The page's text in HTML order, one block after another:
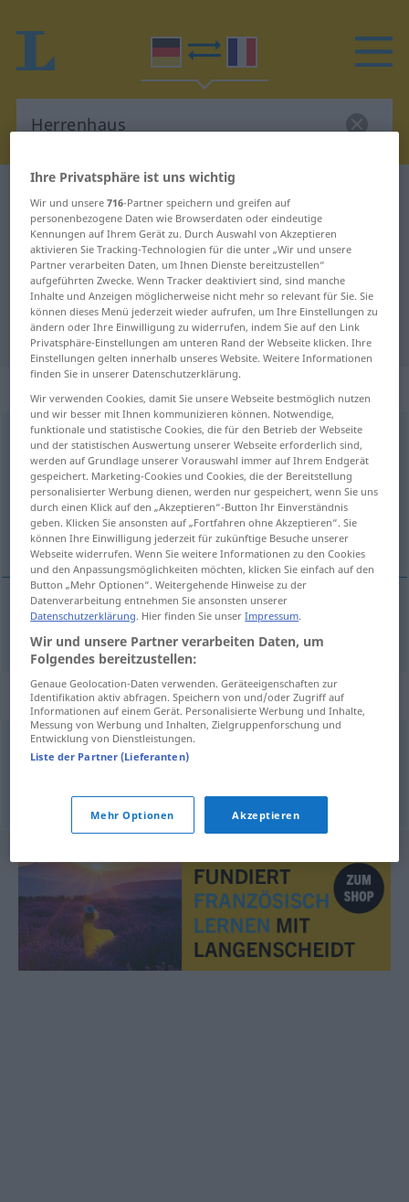
Deutsch-Französisch Übersetzung
für "Herrenhaus"
"Herrenhaus" Französisch
Übersetzung
„Herrenhaus“ : Neutrum
Herrenhausn
Übersicht aller Übersetzungen
(Für mehr Details die Übersetzung anklicken/antippen)
manoir
Herrenhaus
Synonyme für "Herrenhaus"
Villa,Landgut,Landsitz,Anwesen
© OpenThesaurus.de
Ihre Privatsphäre ist uns wichtig
Wir und unsere716-Partner speichern und greifen auf
personenbezogene Daten wie Browserdaten oder eindeutige
Kennungen auf Ihrem Gerät zu. Durch Auswahl von Akzeptieren
aktivieren Sie Tracking-Technologien für die unter „Wir und unsere
Partner verarbeiten Daten, um Ihnen Dienste bereitzustellen“
aufgeführten Zwecke. Wenn Tracker deaktiviert sind, sind manche
Inhalte und Anzeigen möglicherweise nicht mehr so relevant für Sie. Sie
können dieses Menü jederzeit wieder aufrufen, um Ihre Einstellungen zu
ändern oder Ihre Einwilligung zu widerrufen, indem Sie auf den Link
Privatsphäre-Einstellungen am unteren Rand der Webseite klicken. Ihre
Einstellungen gelten innerhalb unseres Website. Weitere Informationen
finden Sie in unserer Datenschutzerklärung.
Wir verwenden Cookies, damit Sie unsere Webseite bestmöglich nutzen
und wir besser mit Ihnen kommunizieren können. Notwendige,
funktionale und statistische Cookies, die für den Betrieb der Webseite
und der statistischen Auswertung unserer Webseite erforderlich sind,
werden auf Grundlage unserer Vorauswahl immer auf Ihrem Endgerät
gespeichert. Marketing-Cookies und Cookies, die der Bereitstellung
personalisierter Werbung dienen, werden nur gespeichert, wenn Sie uns
durch einen Klick auf den „Akzeptieren“-Button Ihr Einverständnis
geben. Klicken Sie ansonsten auf „Fortfahren ohne Akzeptieren“. Sie
können Ihre Einwilligung jederzeit für zukünftige Besuche unserer
Webseite widerrufen. Wenn Sie weitere Informationen zu den Cookies
und den Anpassungsmöglichkeiten möchten, klicken Sie einfach auf den
Button „Mehr Optionen“. Weitergehende Hinweise zu der
Datenverarbeitung entnehmen Sie ansonsten unserer
Datenschutzerklärung. Hier finden Sie unserImpressum.
Wir und unsere Partner verarbeiten Daten, um
Folgendes bereitzustellen:
Genaue Geolocation-Daten verwenden. Geräteeigenschaften zur
Identifikation aktiv abfragen. Speichern von und/oder Zugriff auf
Informationen auf einem Gerät. Personalisierte Werbung und Inhalte,
Messung von Werbung und Inhalten, Zielgruppenforschung und
Entwicklung von Dienstleistungen.
Liste der Partner (Lieferanten)
Mehr Optionen Akzeptieren